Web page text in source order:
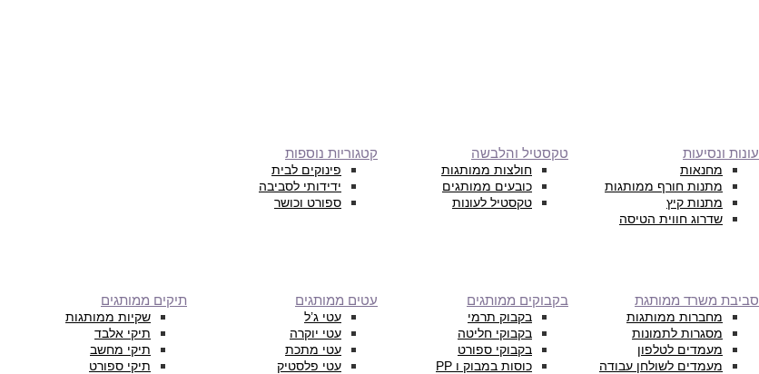
עונות ונסיעות
מחנאות
מתנות חורף ממותגות
מתנות קיץ
שדרוג חווית הטיסה
טקסטיל והלבשה
חולצות ממותגות
כובעים ממותגים
טקסטיל לעונות
קטגוריות נוספות
פינוקים לבית
ידידותי לסביבה
ספורט וכושר
סביבת משרד ממותגת
מחברות ממותגות
מסגרות לתמונות
מעמדים לטלפון
מעמדים לשולחן עבודה
בקבוקים ממותגים
בקבוק תרמי
בקבוקי חליטה
בקבוקי ספורט
כוסות במבוק ו PP
עטים ממותגים
עטי ג’ל
עטי יוקרה
עטי מתכת
עטי פלסטיק
תיקים ממותגים
שקיות ממותגות
תיקי אלבד
תיקי מחשב
תיקי ספורט